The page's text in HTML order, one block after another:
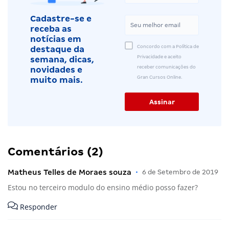
Cadastre-se e
receba as
notícias em
destaque da
semana, dicas,
novidades e
muito mais.
Concordo com a Política de
Privacidade e aceito
receber comunicações do
Gran Cursos Online.
Comentários (2)
Matheus Telles de Moraes souza • 6 de Setembro de 2019
Estou no terceiro modulo do ensino médio posso fazer?
Responder